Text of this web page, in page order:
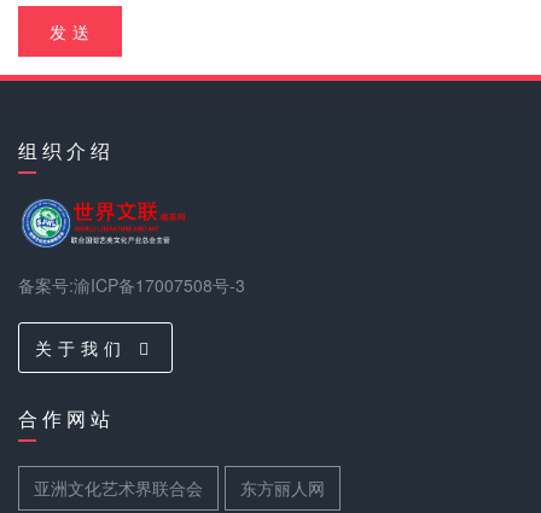
发 送
组 织 介 绍
备案号:渝ICP备17007508号-3
关 于 我 们
合 作 网 站
亚洲文化艺术界联合会 东方丽人网